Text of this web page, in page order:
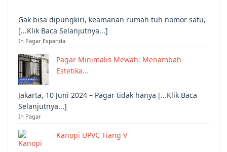
Gak bisa dipungkiri, keamanan rumah tuh nomor satu,
[...Klik Baca Selanjutnya...]
In Pagar Expanda
Pagar Minimalis Mewah: Menambah
Estetika…
Jakarta, 10 Juni 2024 – Pagar tidak hanya [...Klik Baca
Selanjutnya...]
In Pagar
Kanopi UPVC Tiang V